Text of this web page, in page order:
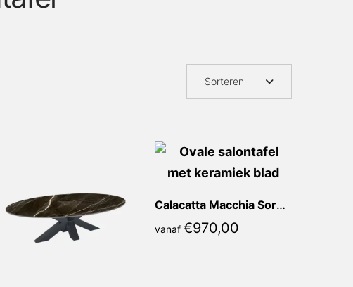
Sorteren
Calacatta Macchia Sorella Ovaal
vanaf €970,00